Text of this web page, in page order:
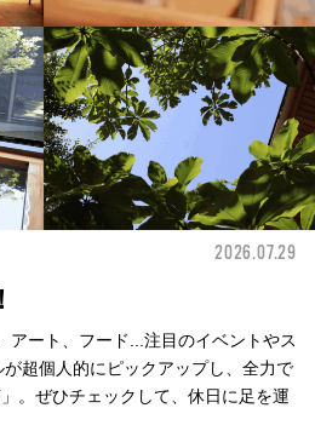
2026.07.29
アート、フード...注目のイベントやス
超個人的にピックアップし、全力で
。ぜひチェックして、休日に足を運